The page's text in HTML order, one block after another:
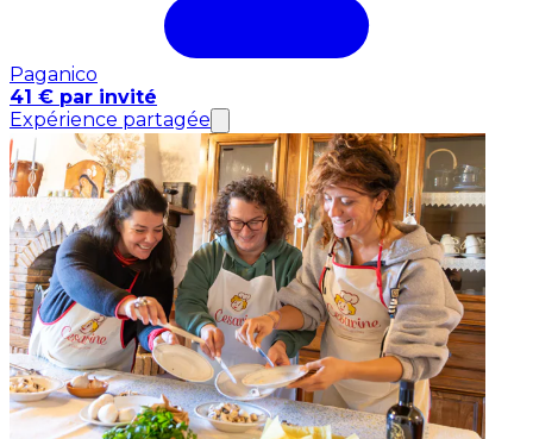
Paganico
41 € par invité
Expérience partagée